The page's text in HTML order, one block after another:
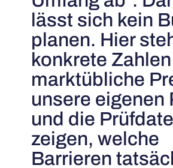
lässt sich kein
planen. Hier
konkrete
marktübliche
unsere eigenen
und die
zeigen, welche
Barrieren